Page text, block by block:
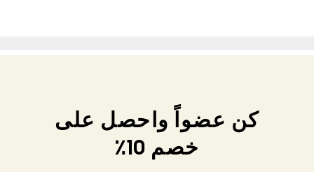
كن عضواً واحصل على
خصم 10٪